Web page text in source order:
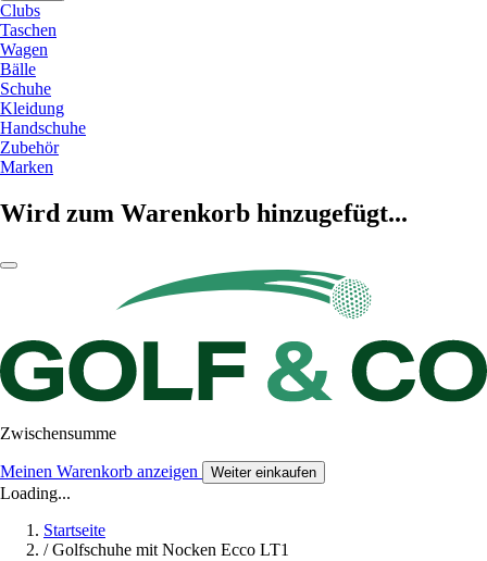
Clubs
Taschen
Wagen
Bälle
Schuhe
Kleidung
Handschuhe
Zubehör
Marken
Wird zum Warenkorb hinzugefügt...
Zwischensumme
Meinen Warenkorb anzeigen Weiter einkaufen
Loading...
Startseite
/ Golfschuhe mit Nocken Ecco LT1